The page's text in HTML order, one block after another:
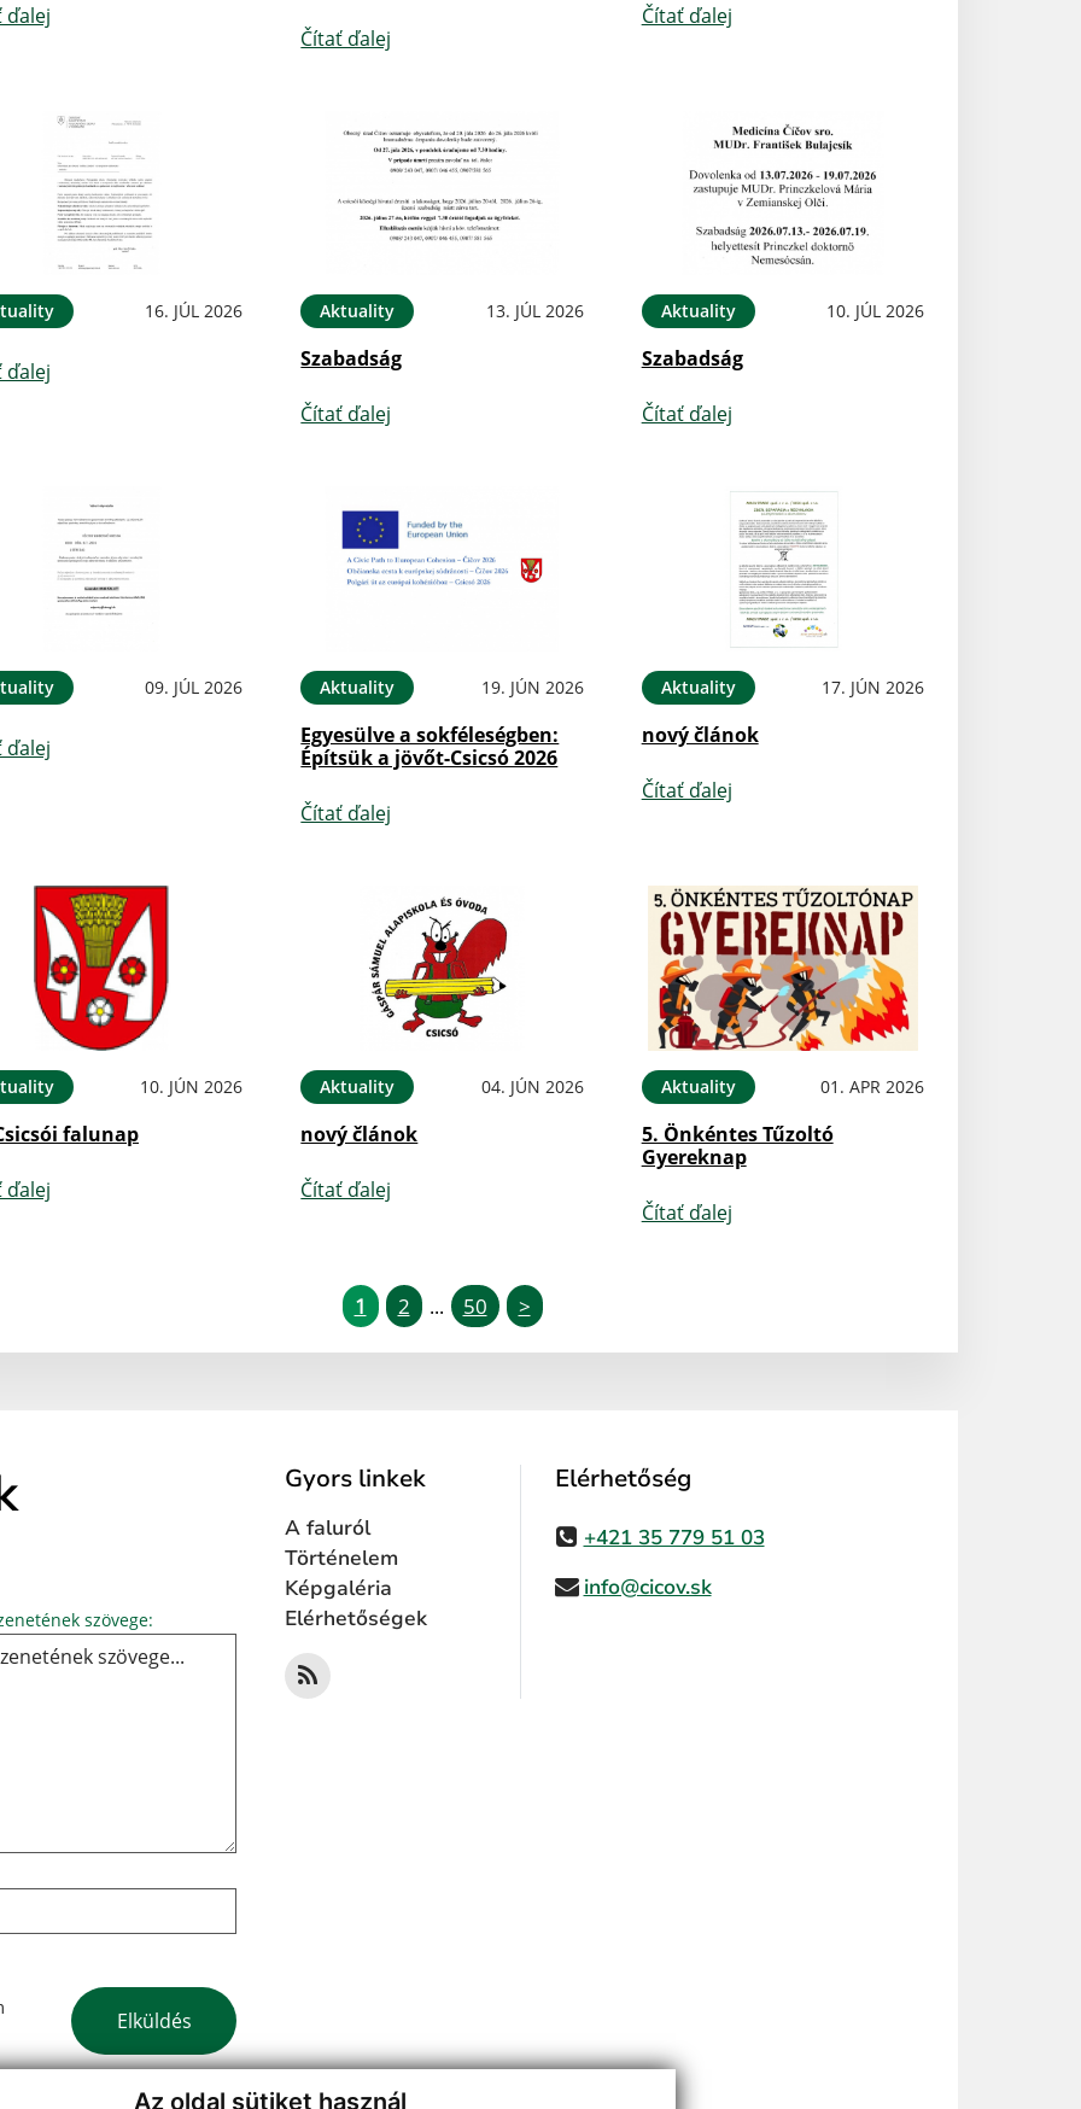
Az oldal sütiket használ
ďalej
Čítať ďalej
Čítať ďalej
16. JÚL 2026
ďalej
Aktuality 13. JÚL 2026
Szabadság
Čítať ďalej
Aktuality 10. JÚL 2026
Szabadság
Čítať ďalej
09. JÚL 2026
ďalej
Aktuality 19. JÚN 2026
Egyesülve a sokféleségben:
Építsük a jövőt-Csicsó 2026
Čítať ďalej
Aktuality 17. JÚN 2026
nový článok
Čítať ďalej
10. JÚN 2026
falunap
ďalej
Aktuality 04. JÚN 2026
nový článok
Čítať ďalej
Aktuality 01. APR 2026
5. Önkéntes Tűzoltó
Gyereknap
Čítať ďalej
1 2 ... 50 >
szövege: Üzenetének szövege...
Google reCaptcha Response
Elküldés
Gyors linkek
A faluról
Történelem
Képgaléria
Elérhetőségek
Elérhetőség
+421 35 779 51 03
info@cicov.sk